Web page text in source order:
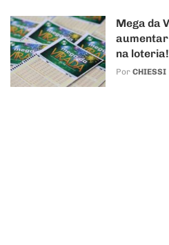
Mega da
aumentar
na loteria!
Por CHIESSI